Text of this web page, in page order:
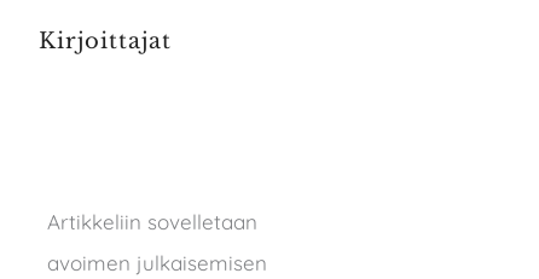
Kirjoittajat
Artikkeliin sovelletaan
avoimen julkaisemisen